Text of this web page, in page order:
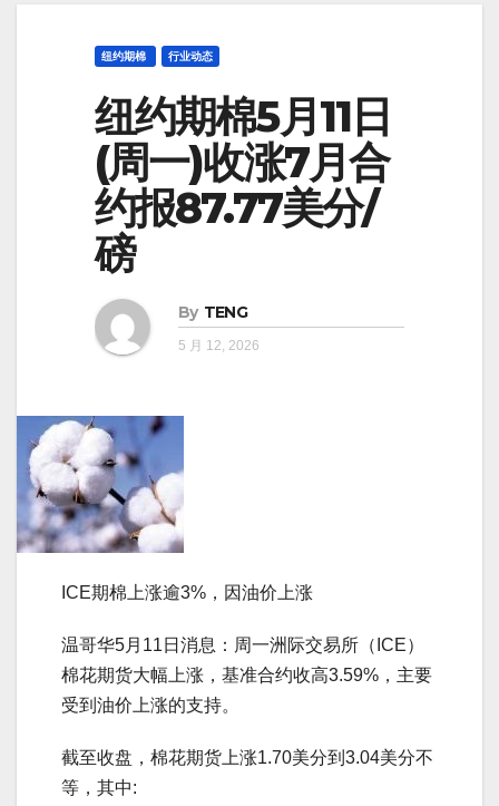
纽约期棉 行业动态
纽约期棉5月11日
(周一)收涨7月合
约报87.77美分/
磅
By TENG
5 月 12, 2026
ICE期棉上涨逾3%，因油价上涨
温哥华5月11日消息：周一洲际交易所（ICE）
棉花期货大幅上涨，基准合约收高3.59%，主要
受到油价上涨的支持。
截至收盘，棉花期货上涨1.70美分到3.04美分不
等，其中: